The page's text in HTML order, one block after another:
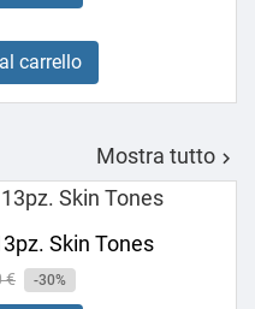
carrello
Mostra tutto 
Skin Tones
€ -30%